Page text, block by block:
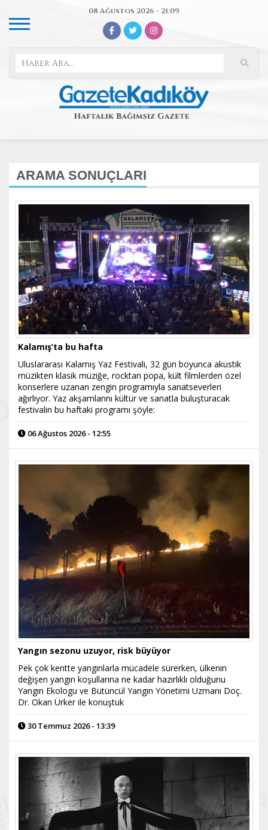
08 Ağustos 2026 - 21:09
ARAMA SONUÇLARI
Kalamış’ta bu hafta
Uluslararası Kalamış Yaz Festivali, 32 gün boyunca akustik
müzikten klasik müziğe, rocktan popa, kült filmlerden özel
konserlere uzanan zengin programıyla sanatseverleri
ağırlıyor. Yaz akşamlarını kültür ve sanatla buluşturacak
festivalin bu haftaki programı şöyle:
06 Ağustos 2026 - 12:55
Yangın sezonu uzuyor, risk büyüyor
Pek çok kentte yangınlarla mücadele sürerken, ülkenin
değişen yangın koşullarına ne kadar hazırlıklı olduğunu
Yangın Ekologu ve Bütüncül Yangın Yönetimi Uzmanı Doç.
Dr. Okan Ürker ile konuştuk
30 Temmuz 2026 - 13:39